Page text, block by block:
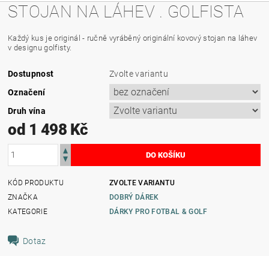
STOJAN NA LÁHEV . GOLFISTA
Každý kus je originál - ručně vyráběný originální kovový stojan na láhev
v designu golfisty.
Dostupnost
Zvolte variantu
Označení
Druh vína
od 1 498 Kč
KÓD PRODUKTU
ZVOLTE VARIANTU
ZNAČKA
DOBRÝ DÁREK
KATEGORIE
DÁRKY PRO FOTBAL & GOLF
Dotaz